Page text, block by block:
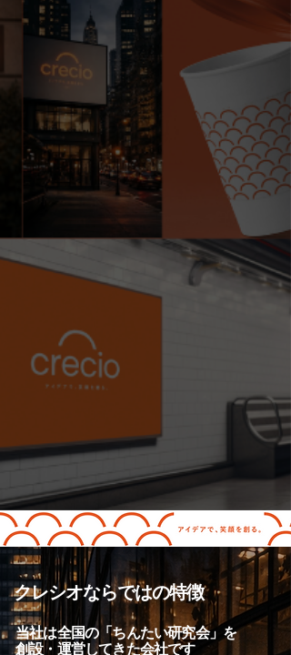
クレシオならではの特徴
当社は全国の「ちんたい研究会」を
創設・運営してきた会社です